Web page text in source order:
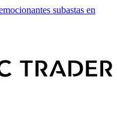
subastas en